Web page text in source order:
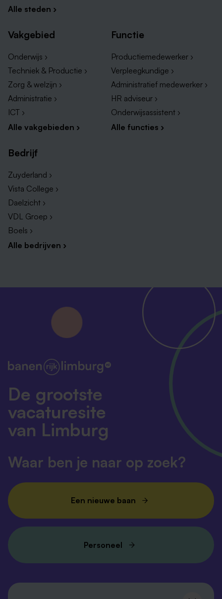
Alle steden ›
Vakgebied
Onderwijs ›
Techniek & Productie ›
Zorg & welzijn ›
Administratie ›
ICT ›
Alle vakgebieden ›
Functie
Productiemedewerker ›
Verpleegkundige ›
Administratief medewerker ›
HR adviseur ›
Onderwijsassistent ›
Alle functies ›
Bedrijf
Zuyderland ›
Vista College ›
Daelzicht ›
VDL Groep ›
Boels ›
Alle bedrijven ›
De grootste
vacaturesite
van Limburg
Waar ben je naar op zoek?
Een nieuwe baan
Personeel